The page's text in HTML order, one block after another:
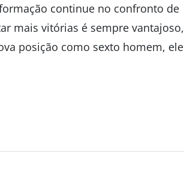
continue no confronto de
mais vitórias é sempre vantajoso,
posição como sexto homem, ele